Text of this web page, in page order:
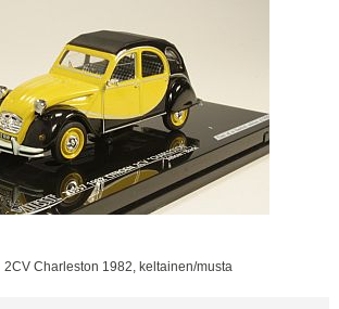
2CV Charleston 1982, keltainen/musta